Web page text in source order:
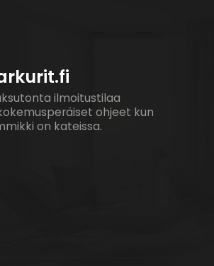
ilmoitustilaa
ohjeet kun
on kateissa.